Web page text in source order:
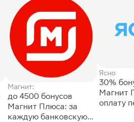
Магнит:
до 4500 бонусов
Магнит Плюса: за
каждую банковскую
Ясно
30%
Магнит
оплату